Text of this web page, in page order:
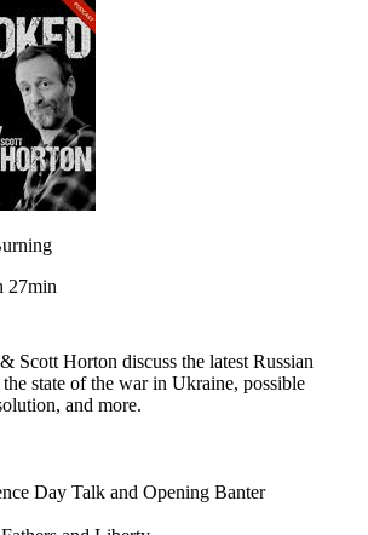
27min
Scott Horton discuss the latest Russian
state of the war in Ukraine, possible
and more.
Day Talk and Opening Banter